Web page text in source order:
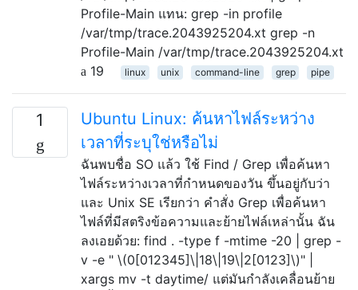
Profile-Main แทน: grep -in profile
/var/tmp/trace.2043925204.xt grep -n
Profile-Main /var/tmp/trace.2043925204.xt
19
linux unix command-line grep pipe
1
Ubuntu Linux: ค้นหาไฟล์ระหว่าง
เวลาที่ระบุใช่หรือไม่
ฉันพบชื่อ SO แล้ว ใช้ Find / Grep เพื่อค้นหา
ไฟล์ระหว่างเวลาที่กำหนดของวัน ขึ้นอยู่กับว่า
และ Unix SE เรียกว่า คำสั่ง Grep เพื่อค้นหา
ไฟล์ที่มีสตริงข้อความและย้ายไฟล์เหล่านั้น ฉัน
ลงเอยด้วย: find . -type f -mtime -20 | grep -
v -e " \(0[012345]\|18\|19\|2[0123]\)" |
xargs mv -t daytime/ แต่มันกำลังเคลื่อนย้าย